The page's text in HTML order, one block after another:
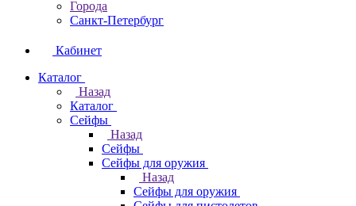
Города
Санкт-Петербург
Кабинет
Каталог
Назад
Каталог
Cейфы
Назад
Cейфы
Cейфы для оружия
Назад
Cейфы для оружия